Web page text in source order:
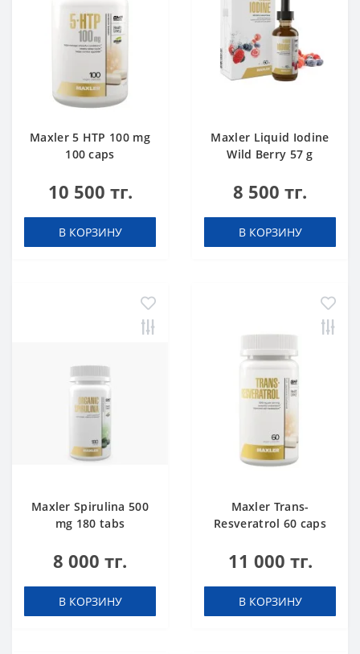
Maxler 5 HTP 100 mg
100 caps
10 500 тг.
В КОРЗИНУ
Maxler Liquid Iodine
Wild Berry 57 g
8 500 тг.
В КОРЗИНУ
Maxler Spirulina 500
mg 180 tabs
8 000 тг.
В КОРЗИНУ
Maxler Trans-
Resveratrol 60 caps
11 000 тг.
В КОРЗИНУ